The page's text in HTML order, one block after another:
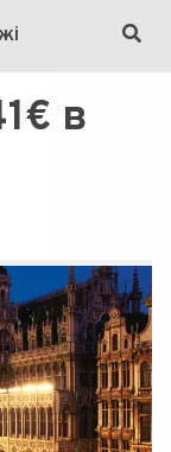
в